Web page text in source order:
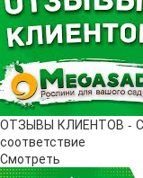
ОТЗЫВЫ КЛИЕНТОВ -
соответствие
Смотреть